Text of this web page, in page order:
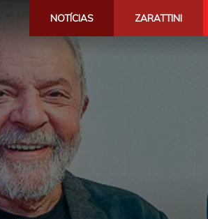
NOTÍCIAS ZARATTINI